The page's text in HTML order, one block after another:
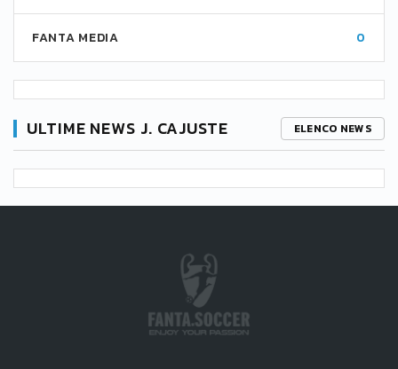
FANTA MEDIA 0
ULTIME NEWS J. CAJUSTE ELENCO NEWS